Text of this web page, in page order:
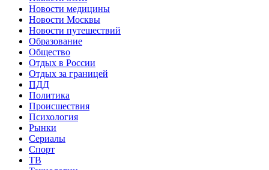
Новости медицины
Новости Москвы
Новости путешествий
Образование
Общество
Отдых в России
Отдых за границей
ПДД
Политика
Происшествия
Психология
Рынки
Сериалы
Спорт
ТВ